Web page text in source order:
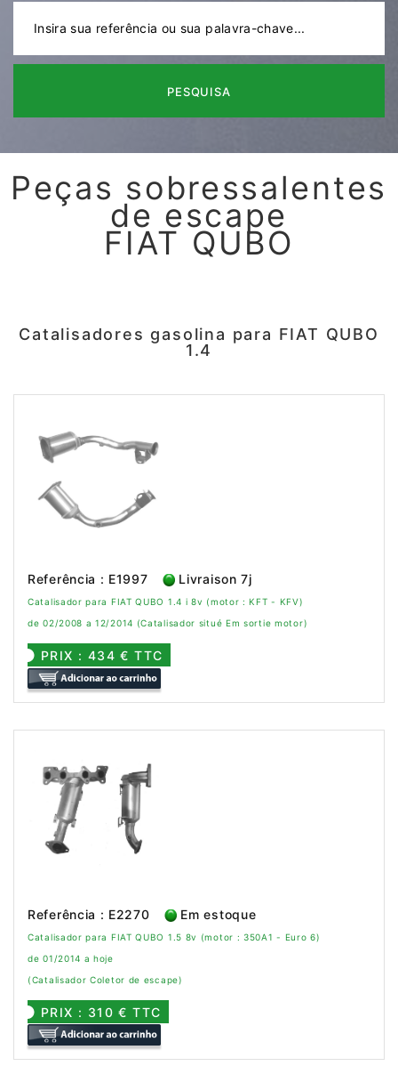
PESQUISA
Peças sobressalentes
de escape
FIAT QUBO
Catalisadores gasolina para FIAT QUBO
1.4
Referência : E1997 Livraison 7j
Catalisador para FIAT QUBO 1.4 i 8v (motor : KFT - KFV)
de 02/2008 a 12/2014 (Catalisador situé Em sortie motor)
PRIX : 434 € TTC
Referência : E2270 Em estoque
Catalisador para FIAT QUBO 1.5 8v (motor : 350A1 - Euro 6)
de 01/2014 a hoje
(Catalisador Coletor de escape)
PRIX : 310 € TTC